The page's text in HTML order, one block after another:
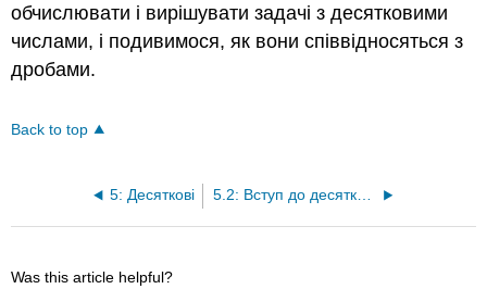
обчислювати і вирішувати задачі з десятковими
числами, і подивимося, як вони співвідносяться з
дробами.
Back to top
5: Десяткові
Was this article helpful?